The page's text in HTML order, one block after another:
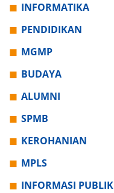
INFORMATIKA
PENDIDIKAN
MGMP
BUDAYA
ALUMNI
SPMB
KEROHANIAN
MPLS
INFORMASI PUBLIK